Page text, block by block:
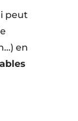
peut
en